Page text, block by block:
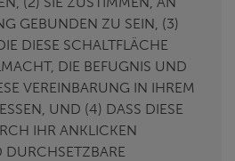
GEBUNDEN ZU SEIN, (3)
DIESE SCHALTFLÄCHE
DIE BEFUGNIS UND
VEREINBARUNG IN IHREM
UND (4) DASS DIESE
IHR ANKLICKEN